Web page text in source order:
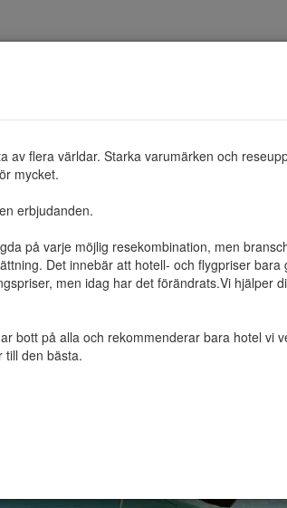
av flera världar. Starka varumärken och
mycket.
erbjudanden.
på varje möjlig resekombination, men
Det innebär att hotell- och flygpriser bara
men idag har det förändrats.Vi hjälper
bott på alla och rekommenderar bara hotel vi
till den bästa.